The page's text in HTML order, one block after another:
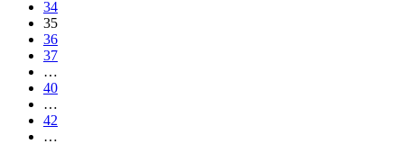
34
35
36
37
…
40
…
42
…